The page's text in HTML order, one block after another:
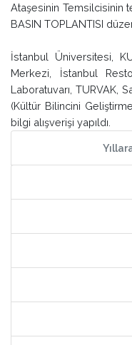
Ataşesinin Temsilcisinin
BASIN TOPLANTISI
İstanbul Üniversitesi,
Merkezi, İstanbul
Laboratuvarı, TURVAK,
(Kültür Bilincini
bilgi alışverişi yapıldı.